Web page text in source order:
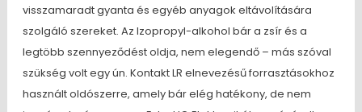
visszamaradt gyanta és egyéb anyagok eltávolítására
szolgáló szereket. Az Izopropyl-alkohol bár a zsír és a
legtöbb szennyeződést oldja, nem elegendő – más szóval
szükség volt egy ún. Kontakt LR elnevezésű forrasztásokhoz
használt oldószerre, amely bár elég hatékony, de nem